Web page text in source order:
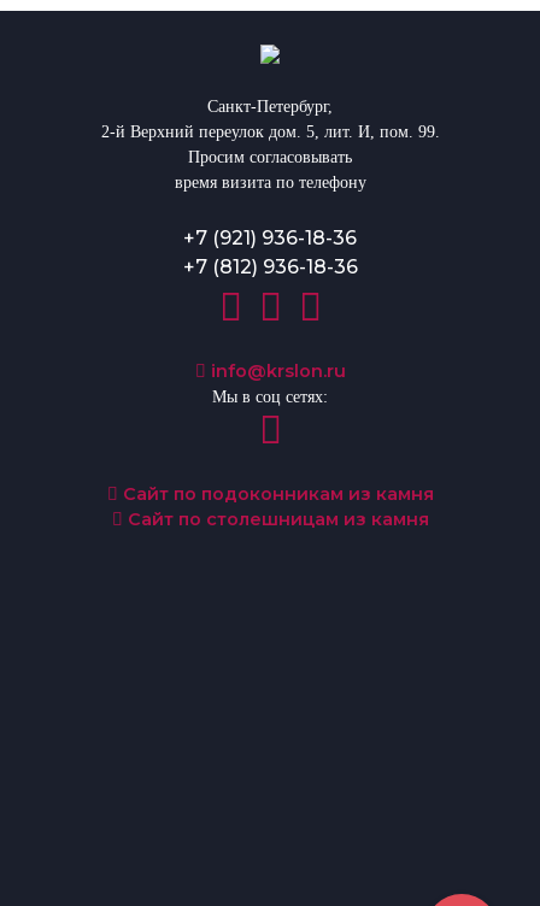
Санкт-Петербург,
2-й Верхний переулок дом. 5, лит. И, пом. 99.
Просим согласовывать
время визита по телефону
+7 (921) 936-18-36
+7 (812) 936-18-36
info@krslon.ru
Мы в соц сетях:
Сайт по подоконникам из камня
Сайт по столешницам из камня